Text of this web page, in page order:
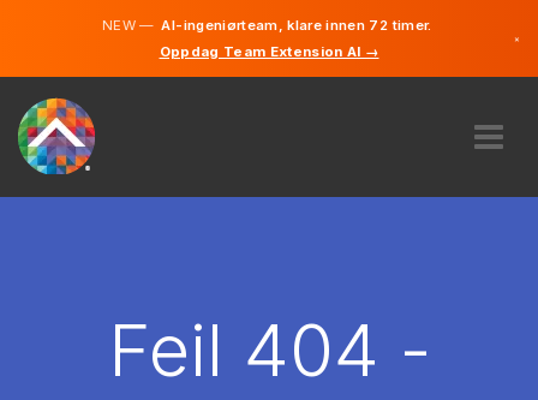
NEW —AI-ingeniørteam, klare innen 72 timer.
Oppdag Team Extension AI →
×
Feil 404 -